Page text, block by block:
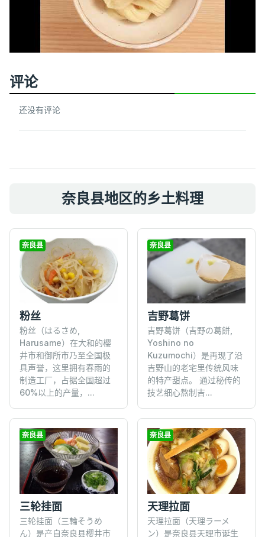
评论
还没有评论
奈良县地区的乡土料理
奈良县
粉丝
粉丝（はるさめ,
Harusame）在大和的樱
井市和御所市乃至全国极
具声誉，这里拥有春雨的
制造工厂，占据全国超过
60%以上的产量，...
奈良县
吉野葛饼
吉野葛饼（吉野の葛餅,
Yoshino no
Kuzumochi）是再现了沿
吉野山的老宅里传统风味
的特产甜点。 通过秘传的
技艺细心熬制吉...
奈良县
三轮挂面
三轮挂面（三輪そうめ
ん）是产自奈良县樱井市
奈良县
天理拉面
天理拉面（天理ラーメ
ン）是奈良县天理市诞生